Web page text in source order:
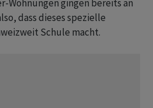
Wohnungen gingen bereits an
dass dieses spezielle
Schule macht.